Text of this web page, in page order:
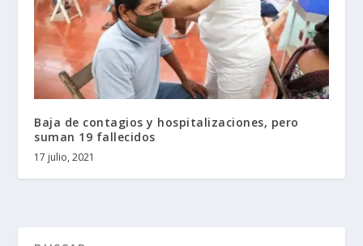
Baja de contagios y hospitalizaciones, pero
suman 19 fallecidos
17 julio, 2021